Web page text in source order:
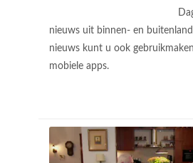
nieuws uit binnen- en
nieuws kunt u ook
mobiele apps.